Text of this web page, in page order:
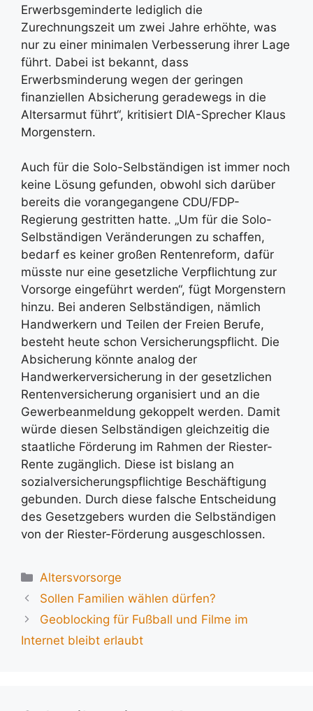
Erwerbsgeminderte lediglich die
Zurechnungszeit um zwei Jahre erhöhte, was
nur zu einer minimalen Verbesserung ihrer Lage
führt. Dabei ist bekannt, dass
Erwerbsminderung wegen der geringen
finanziellen Absicherung geradewegs in die
Altersarmut führt“, kritisiert DIA-Sprecher Klaus
Morgenstern.
Auch für die Solo-Selbständigen ist immer noch
keine Lösung gefunden, obwohl sich darüber
bereits die vorangegangene CDU/FDP-
Regierung gestritten hatte. „Um für die Solo-
Selbständigen Veränderungen zu schaffen,
bedarf es keiner großen Rentenreform, dafür
müsste nur eine gesetzliche Verpflichtung zur
Vorsorge eingeführt werden“, fügt Morgenstern
hinzu. Bei anderen Selbständigen, nämlich
Handwerkern und Teilen der Freien Berufe,
besteht heute schon Versicherungspflicht. Die
Absicherung könnte analog der
Handwerkerversicherung in der gesetzlichen
Rentenversicherung organisiert und an die
Gewerbeanmeldung gekoppelt werden. Damit
würde diesen Selbständigen gleichzeitig die
staatliche Förderung im Rahmen der Riester-
Rente zugänglich. Diese ist bislang an
sozialversicherungspflichtige Beschäftigung
gebunden. Durch diese falsche Entscheidung
des Gesetzgebers wurden die Selbständigen
von der Riester-Förderung ausgeschlossen.
Kategorien
Altersvorsorge
Sollen Familien wählen dürfen?
Geoblocking für Fußball und Filme im
Internet bleibt erlaubt